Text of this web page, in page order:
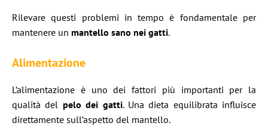
Rilevare questi problemi in tempo è fondamentale per
mantenere un mantello sano nei gatti.
Alimentazione
L’alimentazione è uno dei fattori più importanti per la
qualità del pelo dei gatti. Una dieta equilibrata influisce
direttamente sull’aspetto del mantello.